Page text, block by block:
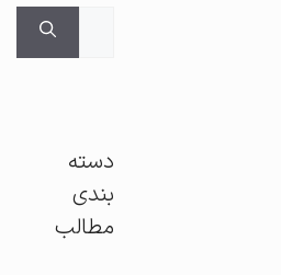
دسته
بندی
مطالب